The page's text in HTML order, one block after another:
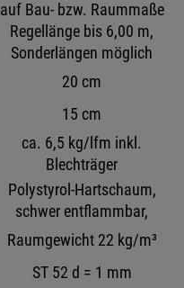
auf Bau- bzw. Raummaße
Regellänge bis 6,00 m,
Sonderlängen möglich
20 cm
15 cm
ca. 6,5 kg/lfm inkl.
Blechträger
Polystyrol-Hartschaum,
schwer entflammbar,
Raumgewicht 22 kg/m³
ST 52 d = 1 mm